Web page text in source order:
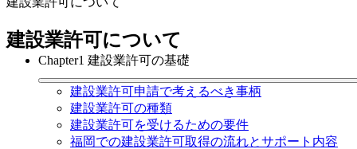
建設業許可について
Chapter1 建設業許可の基礎
建設業許可申請で考えるべき事柄
建設業許可の種類
建設業許可を受けるための要件
福岡での建設業許可取得の流れとサポート内容